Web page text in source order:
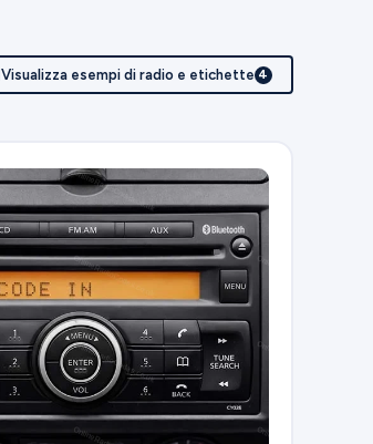
Visualizza esempi di radio e etichette 4